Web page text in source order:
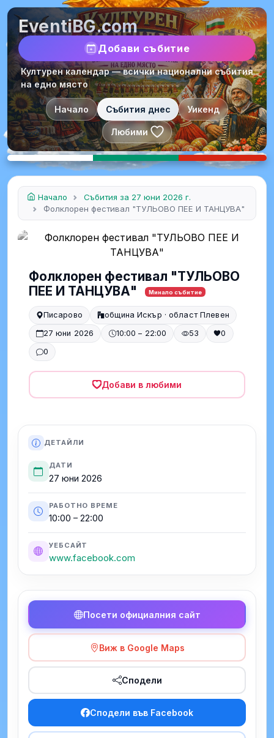
EventiBG.com
Добави събитие
Културен календар — всички национални събития
на едно място
Начало Събития днес Уикенд
Любими
Начало
Събития за 27 юни 2026 г.
Фолклорен фестивал "ТУЛЬОВО ПЕЕ И ТАНЦУВА"
Фолклорен фестивал "ТУЛЬОВО
ПЕЕ И ТАНЦУВА"
Минало събитие
Писарово
община Искър · област Плевен
27 юни 2026
10:00 – 22:00 53
0
0
Добави в любими
ДЕТАЙЛИ
ДАТИ
27 юни 2026
РАБОТНО ВРЕМЕ
10:00 – 22:00
УЕБСАЙТ
www.facebook.com
Посети официалния сайт
Виж в Google Maps
Сподели
Сподели във Facebook